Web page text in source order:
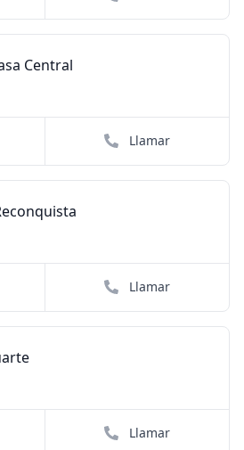
Central
Llamar
Llamar
Llamar